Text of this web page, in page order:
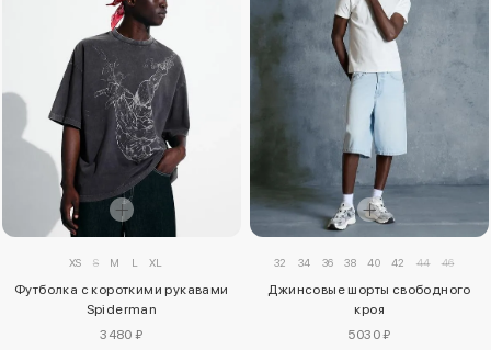
XS S M L XL
Футболка с короткими рукавами
Spiderman
3480 ₽
32 34 36 38 40 42 44 46
Джинсовые шорты свободного
кроя
5030 ₽